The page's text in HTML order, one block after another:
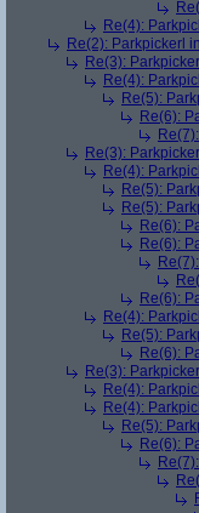
Re(4):
Re(2): Parkpickerl
Re(3):
Re(4):
Re(5):
Re(6):
Re(3):
Re(4):
Re(5):
Re(5):
Re(6):
Re(6):
Re(6):
Re(4):
Re(5):
Re(6):
Re(3):
Re(4):
Re(4):
Re(5):
Re(6):